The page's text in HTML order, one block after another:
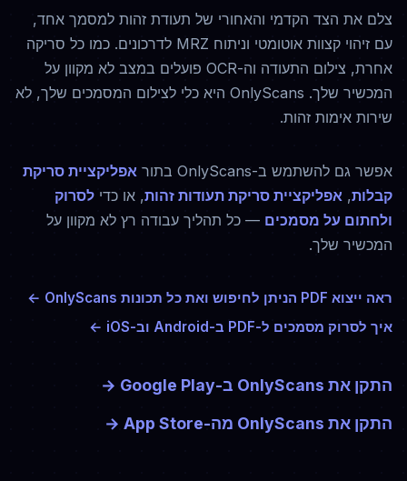
צלם את הצד הקדמי והאחורי של תעודת זהות למסמך אחד,
עם זיהוי קצוות אוטומטי וניתוח MRZ לדרכונים. כמו כל סריקה
אחרת, צילום התעודה וה-OCR פועלים במצב לא מקוון על
המכשיר שלך. OnlyScans היא כלי לצילום המסמכים שלך, לא
שירות אימות זהות.
אפשר גם להשתמש ב-OnlyScans בתור
אפליקציית סריקת
קבלות, אפליקציית סריקת תעודות זהות, או כדי לסרוק
ולחתום על מסמכים — כל תהליך עבודה רץ לא מקוון על
המכשיר שלך.
ראה ייצוא PDF הניתן לחיפוש ואת כל תכונות OnlyScans ←
איך לסרוק מסמכים ל-PDF ב-Android וב-iOS ←
התקן את OnlyScans ב-Google Play
→
התקן את OnlyScans מה-App Store
→